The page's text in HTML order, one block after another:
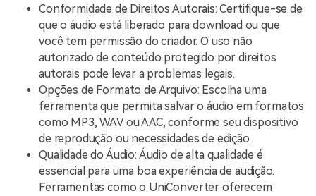
Conformidade de Direitos Autorais: Certifique-se de
que o áudio está liberado para download ou que
você tem permissão do criador. O uso não
autorizado de conteúdo protegido por direitos
autorais pode levar a problemas legais.
Opções de Formato de Arquivo: Escolha uma
ferramenta que permita salvar o áudio em formatos
como MP3, WAV ou AAC, conforme seu dispositivo
de reprodução ou necessidades de edição.
Qualidade do Áudio: Áudio de alta qualidade é
essencial para uma boa experiência de audição.
Ferramentas como o UniConverter oferecem